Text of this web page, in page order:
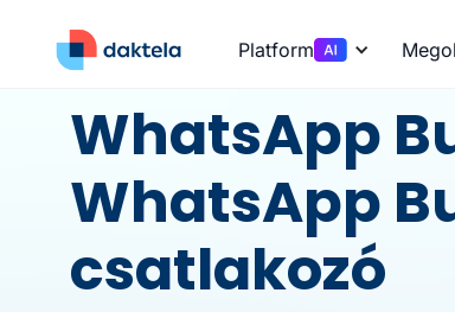
Platform
WhatsApp
WhatsApp
csatlakozó